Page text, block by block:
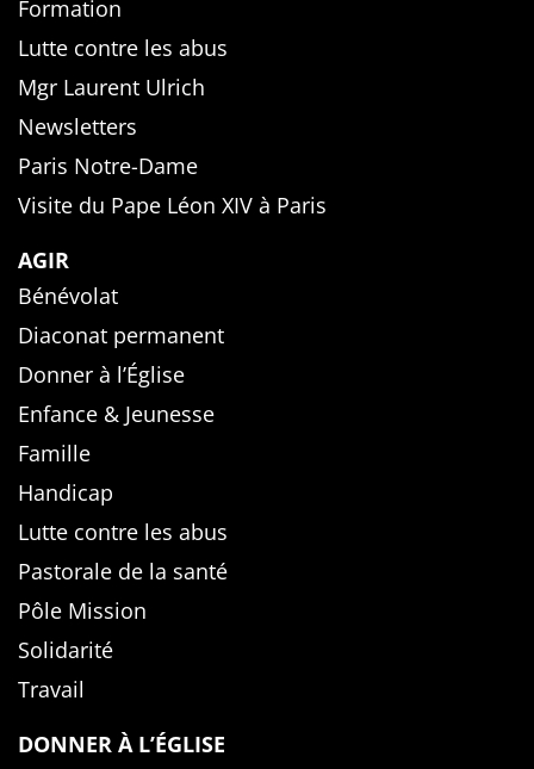
Formation
Lutte contre les abus
Mgr Laurent Ulrich
Newsletters
Paris Notre-Dame
Visite du Pape Léon XIV à Paris
AGIR
Bénévolat
Diaconat permanent
Donner à l’Église
Enfance & Jeunesse
Famille
Handicap
Lutte contre les abus
Pastorale de la santé
Pôle Mission
Solidarité
Travail
DONNER À L’ÉGLISE